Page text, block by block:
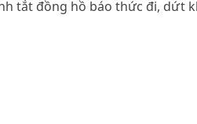
tắt đồng hồ báo thức đi, dứt